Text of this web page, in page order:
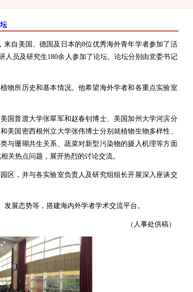
来自美国、德国及日本的8位优秀海外青年学者参加了活
人员及研究生180余人参加了论坛。论坛分别由党委书记
物所历史和基本情况。他希望海外学者和各重点实验室
国普渡大学张翠军和赵春钊博士、美国加州大学河滨分
美国密西根州立大学张伟博士分别就植物生物多样性、
与珊瑚共生关系、蔬菜对新型污染物的摄入机理等方面
关热点问题，展开热烈的讨论交流。
区，并与各实验室负责人及研究组组长开展深入座谈交
展态势等，搭建海内外学者学术交流平台。
（人事处供稿）